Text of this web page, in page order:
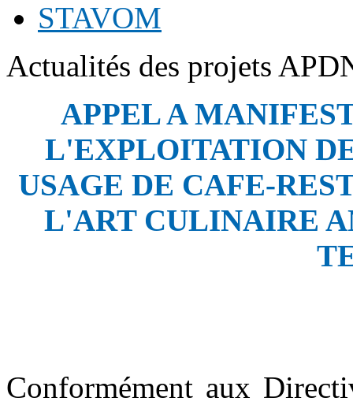
STAVOM
Actualités des projets
APPEL A
L'EXPLOITATION
USAGE DE CAFE-
L'ART CULINAIRE
Conformément aux